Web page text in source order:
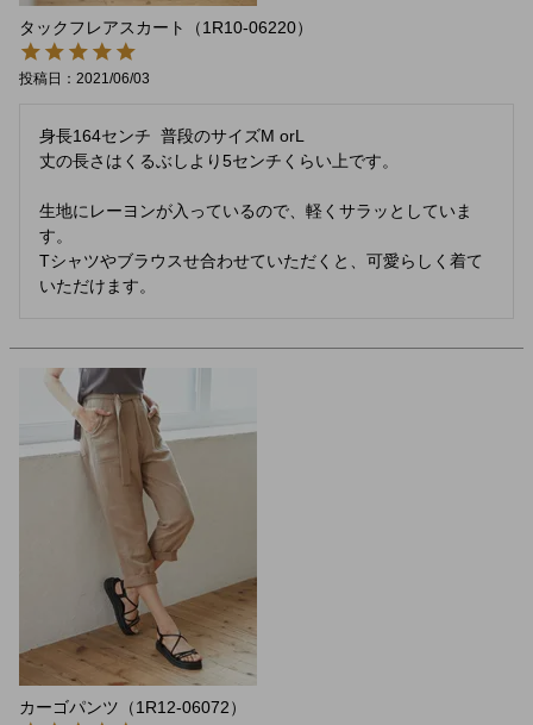
タックフレアスカート（1R10-06220）
投稿日 2021/06/03
身長164センチ  普段のサイズM orL
丈の長さはくるぶしより5センチくらい上です。
生地にレーヨンが入っているので、軽くサラッとしていま
す。
Tシャツやブラウスせ合わせていただくと、可愛らしく着て
いただけます。
カーゴパンツ（1R12-06072）